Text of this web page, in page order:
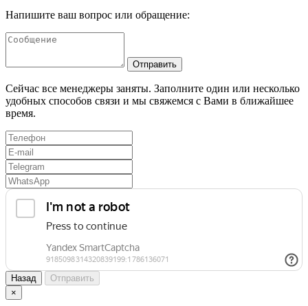
Напишите ваш вопрос или обращение:
Отправить
Сейчас все менеджеры заняты. Заполните один или несколько
удобных способов связи и мы свяжемся с Вами в ближайшее
время.
Назад
Отправить
×